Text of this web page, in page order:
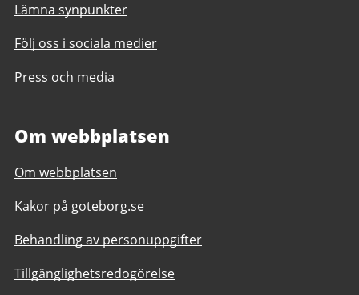
Lämna synpunkter
Följ oss i sociala medier
Press och media
Om webbplatsen
Om webbplatsen
Kakor på goteborg.se
Behandling av personuppgifter
Tillgänglighetsredogörelse